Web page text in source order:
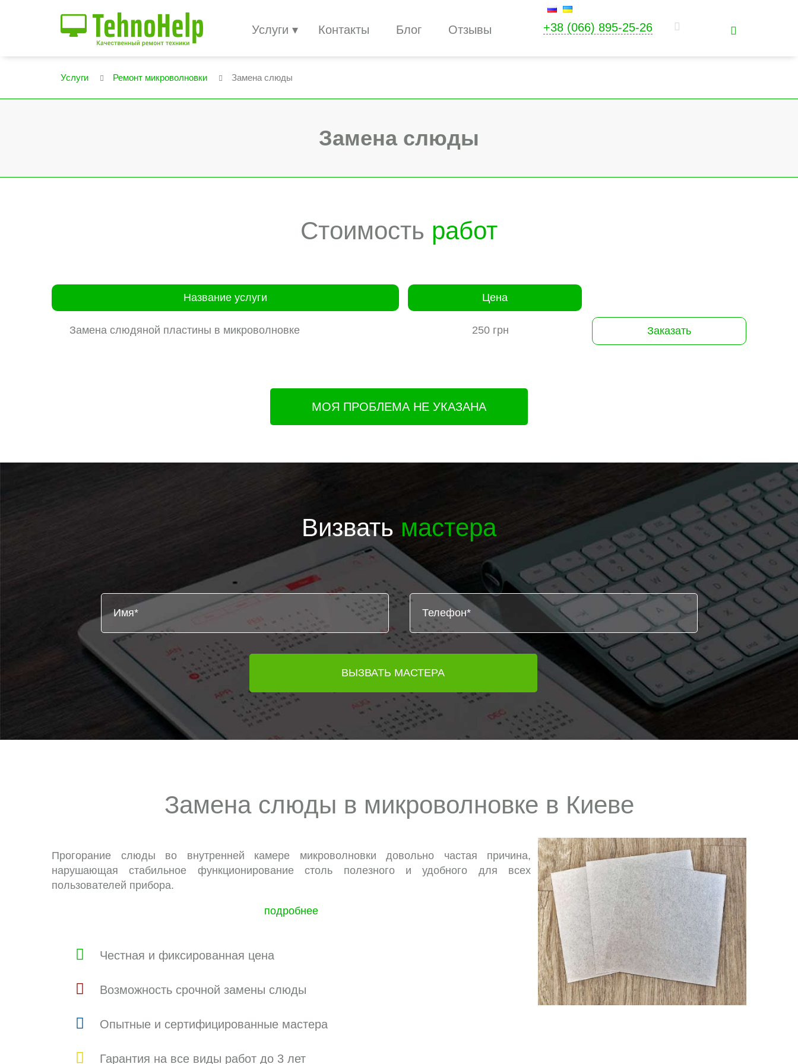
Услуги Контакты Блог Отзывы +38 (066) 895-25-26
Услуги Ремонт микроволновки Замена слюды
Замена слюды
Стоимость работ
Название услуги Цена
Замена слюдяной пластины в микроволновке 250 грн Заказать
МОЯ ПРОБЛЕМА НЕ УКАЗАНА
Визвать мастера
Замена слюды в микроволновке в Киеве
Прогорание слюды во внутренней камере микроволновки довольно частая причина,
нарушающая стабильное функционирование столь полезного и удобного для всех
пользователей прибора.
подробнее
Честная и фиксированная цена
Возможность срочной замены слюды
Опытные и сертифицированные мастера
Гарантия на все виды работ до 3 лет